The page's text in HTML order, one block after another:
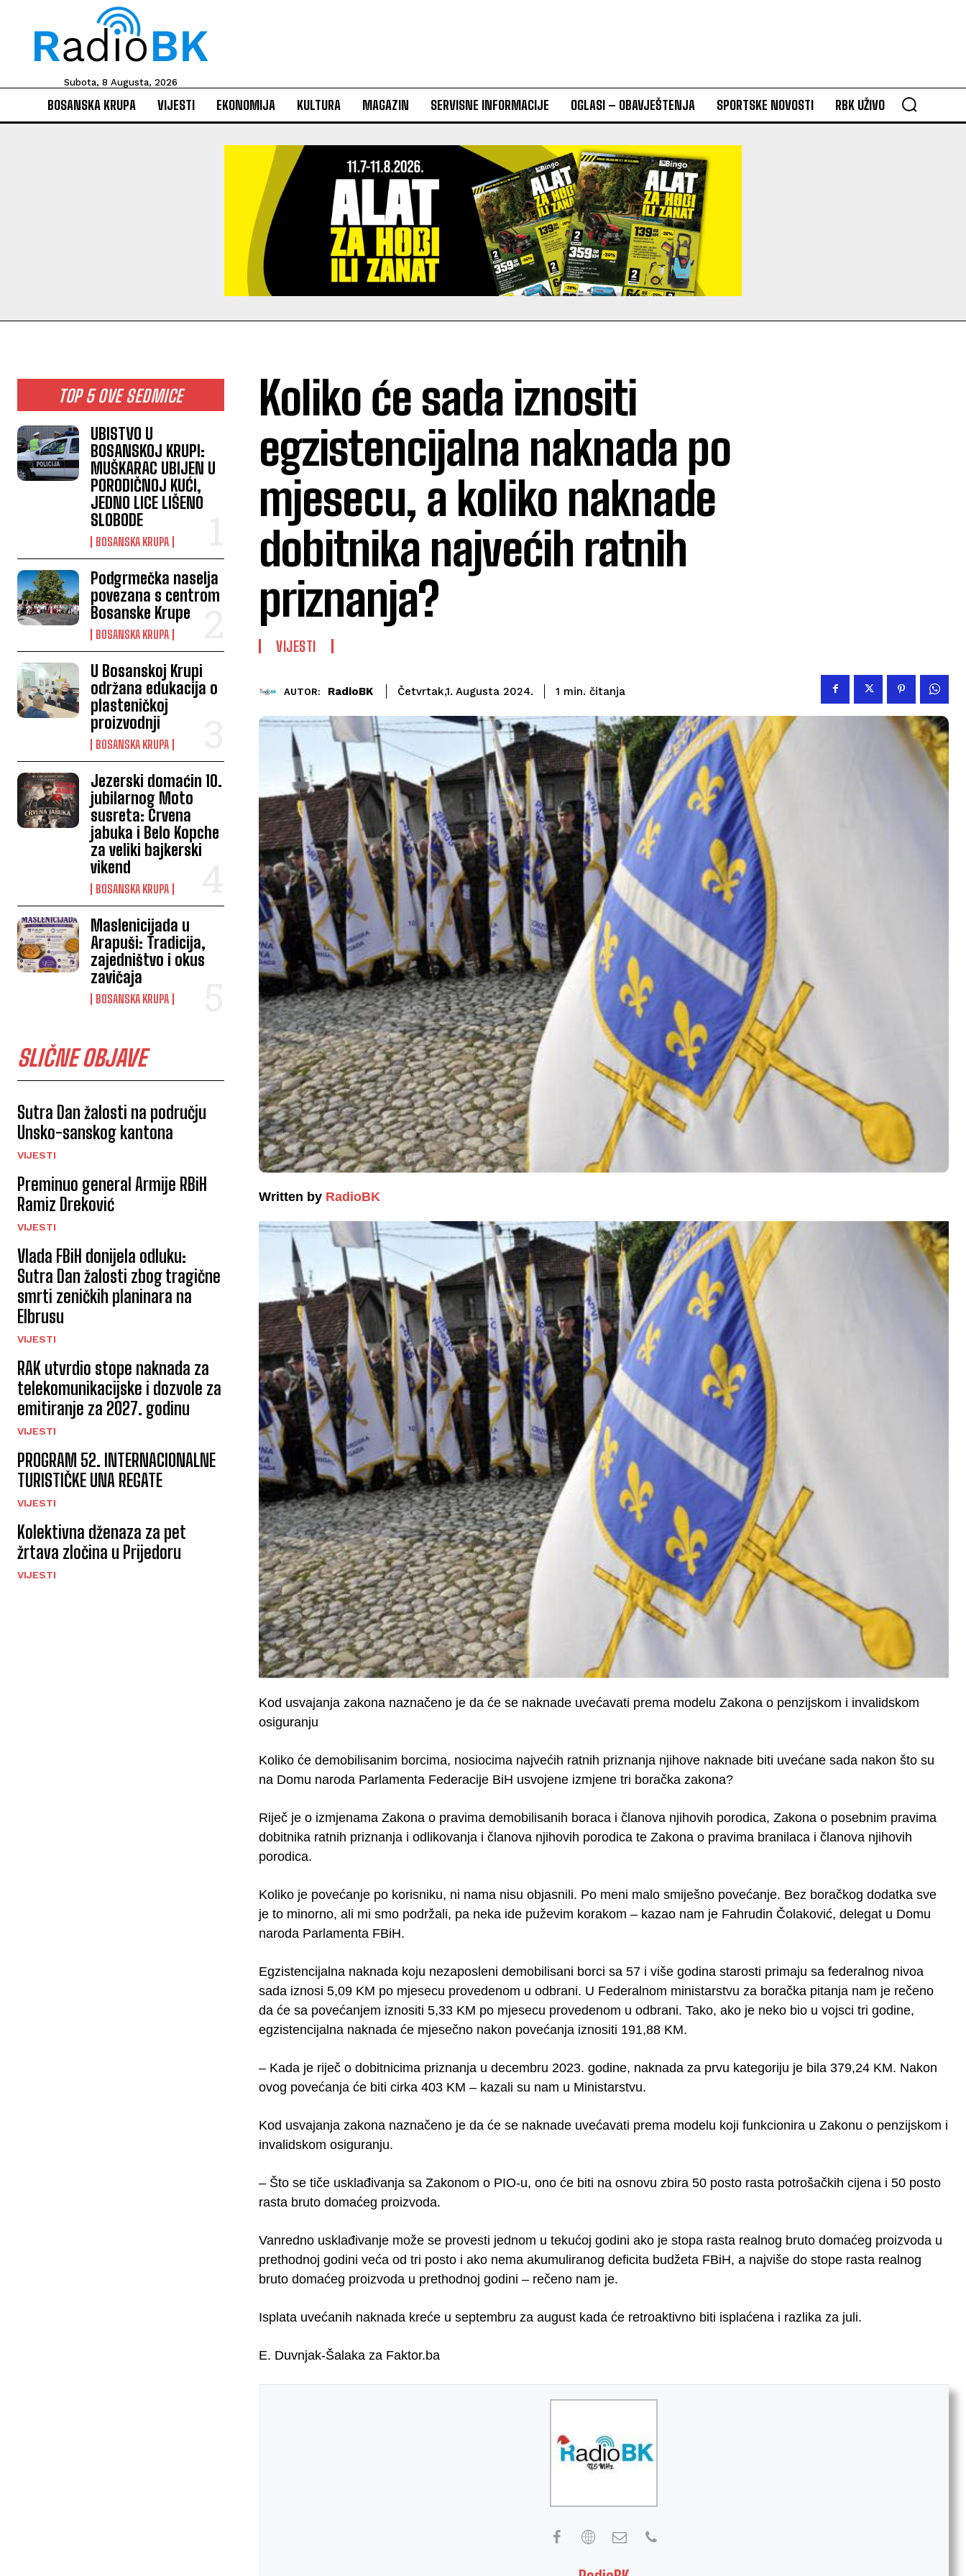
Subota, 8 Augusta, 2026
BOSANSKA KRUPA VIJESTI EKONOMIJA KULTURA MAGAZIN SERVISNE INFORMACIJE OGLASI – OBAVJEŠTENJA SPORTSKE NOVOSTI RBK UŽIVO
TOP 5 OVE SEDMICE
UBISTVO U
BOSANSKOJ KRUPI:
MUŠKARAC UBIJEN U
PORODIČNOJ KUĆI,
JEDNO LICE LIŠENO
SLOBODE
BOSANSKA KRUPA
Podgrmečka naselja
povezana s centrom
Bosanske Krupe
BOSANSKA KRUPA
U Bosanskoj Krupi
održana edukacija o
plasteničkoj
proizvodnji
BOSANSKA KRUPA
Jezerski domaćin 10.
jubilarnog Moto
susreta: Crvena
jabuka i Belo Kopche
za veliki bajkerski
vikend
BOSANSKA KRUPA
Maslenicijada u
Arapuši: Tradicija,
zajedništvo i okus
zavičaja
BOSANSKA KRUPA
SLIČNE OBJAVE
Sutra Dan žalosti na području
Unsko-sanskog kantona
VIJESTI
Preminuo general Armije RBiH
Ramiz Dreković
VIJESTI
Vlada FBiH donijela odluku:
Sutra Dan žalosti zbog tragične
smrti zeničkih planinara na
Elbrusu
VIJESTI
RAK utvrdio stope naknada za
telekomunikacijske i dozvole za
emitiranje za 2027. godinu
VIJESTI
PROGRAM 52. INTERNACIONALNE
TURISTIČKE UNA REGATE
VIJESTI
Kolektivna dženaza za pet
žrtava zločina u Prijedoru
VIJESTI
Koliko će sada iznositi
egzistencijalna naknada po
mjesecu, a koliko naknade
dobitnika najvećih ratnih
priznanja?
VIJESTI
AUTOR: RadioBK Četvrtak,1. Augusta 2024. 1 min. čitanja
Written by RadioBK
Kod usvajanja zakona naznačeno je da će se naknade uvećavati prema modelu Zakona o penzijskom i invalidskom
osiguranju
Koliko će demobilisanim borcima, nosiocima najvećih ratnih priznanja njihove naknade biti uvećane sada nakon što su
na Domu naroda Parlamenta Federacije BiH usvojene izmjene tri boračka zakona?
Riječ je o izmjenama Zakona o pravima demobilisanih boraca i članova njihovih porodica, Zakona o posebnim pravima
dobitnika ratnih priznanja i odlikovanja i članova njihovih porodica te Zakona o pravima branilaca i članova njihovih
porodica.
Koliko je povećanje po korisniku, ni nama nisu objasnili. Po meni malo smiješno povećanje. Bez boračkog dodatka sve
je to minorno, ali mi smo podržali, pa neka ide puževim korakom – kazao nam je Fahrudin Čolaković, delegat u Domu
naroda Parlamenta FBiH.
Egzistencijalna naknada koju nezaposleni demobilisani borci sa 57 i više godina starosti primaju sa federalnog nivoa
sada iznosi 5,09 KM po mjesecu provedenom u odbrani. U Federalnom ministarstvu za boračka pitanja nam je rečeno
da će sa povećanjem iznositi 5,33 KM po mjesecu provedenom u odbrani. Tako, ako je neko bio u vojsci tri godine,
egzistencijalna naknada će mjesečno nakon povećanja iznositi 191,88 KM.
– Kada je riječ o dobitnicima priznanja u decembru 2023. godine, naknada za prvu kategoriju je bila 379,24 KM. Nakon
ovog povećanja će biti cirka 403 KM – kazali su nam u Ministarstvu.
Kod usvajanja zakona naznačeno je da će se naknade uvećavati prema modelu koji funkcionira u Zakonu o penzijskom i
invalidskom osiguranju.
– Što se tiče usklađivanja sa Zakonom o PIO-u, ono će biti na osnovu zbira 50 posto rasta potrošačkih cijena i 50 posto
rasta bruto domaćeg proizvoda.
Vanredno usklađivanje može se provesti jednom u tekućoj godini ako je stopa rasta realnog bruto domaćeg proizvoda u
prethodnoj godini veća od tri posto i ako nema akumuliranog deficita budžeta FBiH, a najviše do stope rasta realnog
bruto domaćeg proizvoda u prethodnoj godini – rečeno nam je.
Isplata uvećanih naknada kreće u septembru za august kada će retroaktivno biti isplaćena i razlika za juli.
E. Duvnjak-Šalaka za Faktor.ba